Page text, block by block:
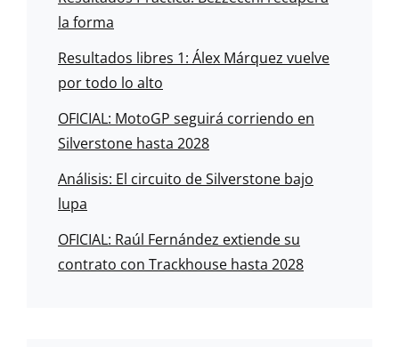
la forma
Resultados libres 1: Álex Márquez vuelve
por todo lo alto
OFICIAL: MotoGP seguirá corriendo en
Silverstone hasta 2028
Análisis: El circuito de Silverstone bajo
lupa
OFICIAL: Raúl Fernández extiende su
contrato con Trackhouse hasta 2028